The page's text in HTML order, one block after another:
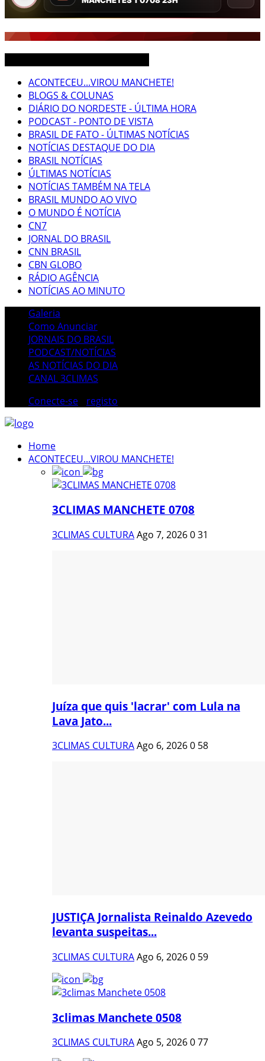
ACONTECEU...VIROU MANCHETE!
BLOGS & COLUNAS
DIÁRIO DO NORDESTE - ÚLTIMA HORA
PODCAST - PONTO DE VISTA
BRASIL DE FATO - ÚLTIMAS NOTÍCIAS
NOTÍCIAS DESTAQUE DO DIA
BRASIL NOTÍCIAS
ÚLTIMAS NOTÍCIAS
NOTÍCIAS TAMBÉM NA TELA
BRASIL MUNDO AO VIVO
O MUNDO É NOTÍCIA
CN7
JORNAL DO BRASIL
CNN BRASIL
CBN GLOBO
RÁDIO AGÊNCIA
NOTÍCIAS AO MINUTO
Galeria
Como Anunciar
JORNAIS DO BRASIL
PODCAST/NOTÍCIAS
AS NOTÍCIAS DO DIA
CANAL 3CLIMAS
Conecte-se
registo
Home
ACONTECEU...VIROU MANCHETE!
3CLIMAS MANCHETE 0708
3CLIMAS CULTURAAgo 7, 2026031
Juíza que quis 'lacrar' com Lula na
Lava Jato...
3CLIMAS CULTURAAgo 6, 20260 58
JUSTIÇA Jornalista Reinaldo Azevedo
levanta suspeitas...
3CLIMAS CULTURAAgo 6, 20260 59
3climas Manchete 0508
3CLIMAS CULTURAAgo 5, 2026077